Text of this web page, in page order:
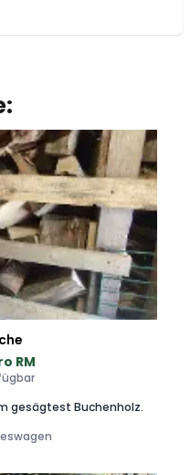
RM
gesägtest Buchenholz.